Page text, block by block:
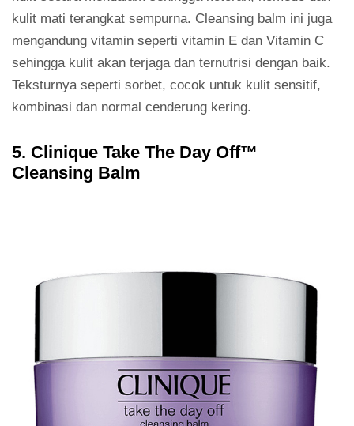
kulit mati terangkat sempurna. Cleansing balm ini juga
mengandung vitamin seperti vitamin E dan Vitamin C
sehingga kulit akan terjaga dan ternutrisi dengan baik.
Teksturnya seperti sorbet, cocok untuk kulit sensitif,
kombinasi dan normal cenderung kering.
5. Clinique Take The Day Off™
Cleansing Balm